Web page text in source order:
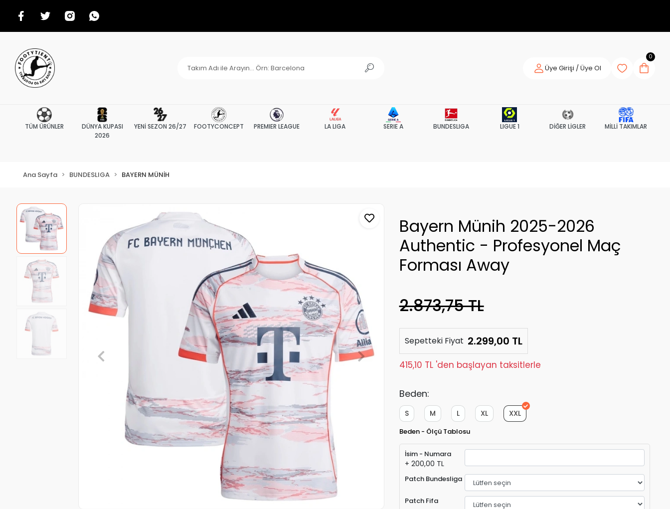
Üye Girişi / Üye Ol
0
TÜM ÜRÜNLER
DÜNYA KUPASI
2026
YENİ SEZON 26/27 FOOTYCONCEPT PREMIER LEAGUE LA LIGA SERIE A BUNDESLIGA LIGUE 1 DİĞER LİGLER MİLLİ TAKIMLAR
Ana Sayfa BUNDESLIGA BAYERN MÜNİH
Bayern Münih 2025-2026
Authentic - Profesyonel Maç
Forması Away
2.873,75 TL
Sepetteki Fiyat 2.299,00 TL
415,10 TL 'den başlayan taksitlerle
Beden:
XXL
XL
L
M
S
Beden - Ölçü Tablosu
İsim - Numara
+ 200,00 TL
Patch Bundesliga
Patch Fifa